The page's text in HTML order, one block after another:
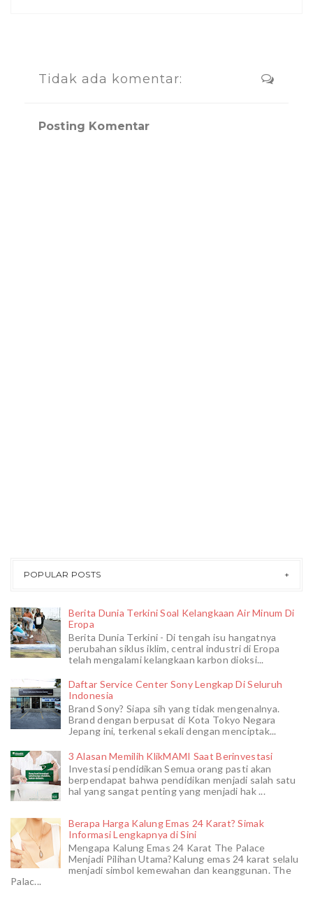
Tidak ada komentar:
Posting Komentar
POPULAR POSTS
Berita Dunia Terkini Soal Kelangkaan Air Minum Di
Eropa
Berita Dunia Terkini - Di tengah isu hangatnya
perubahan siklus iklim, central industri di Eropa
telah mengalami kelangkaan karbon dioksi...
Daftar Service Center Sony Lengkap Di Seluruh
Indonesia
Brand Sony? Siapa sih yang tidak mengenalnya.
Brand dengan berpusat di Kota Tokyo Negara
Jepang ini, terkenal sekali dengan menciptak...
3 Alasan Memilih KlikMAMI Saat Berinvestasi
Investasi pendidikan Semua orang pasti akan
berpendapat bahwa pendidikan menjadi salah satu
hal yang sangat penting yang menjadi hak ...
Berapa Harga Kalung Emas 24 Karat? Simak
Informasi Lengkapnya di Sini
Mengapa Kalung Emas 24 Karat The Palace
Menjadi Pilihan Utama?Kalung emas 24 karat selalu
menjadi simbol kemewahan dan keanggunan. The
Palac...